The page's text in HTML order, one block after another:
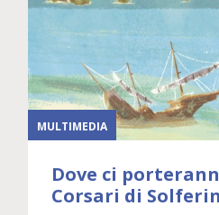
MULTIMEDIA
Dove ci
Corsari di